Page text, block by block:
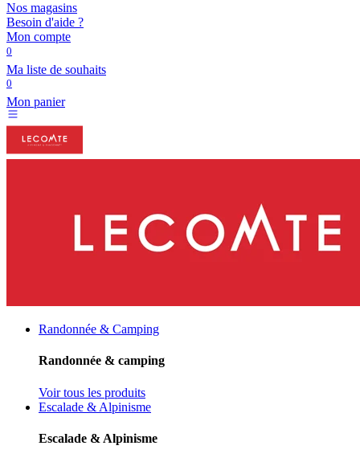
Nos magasins
Besoin d'aide ?
Mon compte
0
Ma liste de souhaits
0
Mon panier
Randonnée & Camping
Randonnée & camping
Voir tous les produits
Escalade & Alpinisme
Escalade & Alpinisme